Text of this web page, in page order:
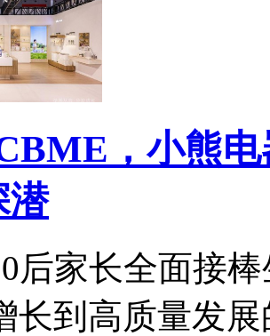
，小熊
潜
后家长全面接
长到高质量发